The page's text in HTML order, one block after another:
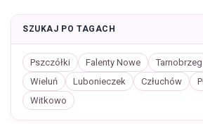
SZUKAJ PO TAGACH
Pszczółki Falenty Nowe Tarnobrzeg
Wieluń
Lubonieczek Człuchów
Witkowo